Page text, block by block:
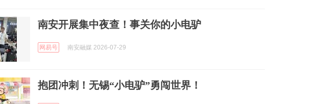
南安开展集中夜查！事关你的小电驴
网易号 南安融媒 2026-07-29
抱团冲刺！无锡“小电驴”勇闯世界！